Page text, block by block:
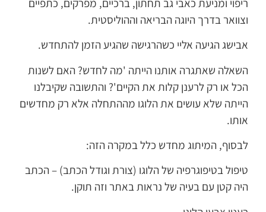
ריפוי ומניעת כאבי גב תחתון, ברכיים, מפרקים, כתפיים
וצוואר בדרך היוגה הבריאה וההוליסטית.
אבישג הגיעה אליי כשהרגישה שהגיע הזמן להתחדש.
השאלה שאתגרה אותנו הייתה 'מה לחדש? האם לשנות
הכל או רק לרענן קלות את הקיים'? והתשובה שקיבלנו
הייתה שלא עושים את הלוגו מההתחלה אלא רק מחדשים
אותו.
לבסוף, המיתוג מחדש כלל במקרה הזה:
טיפול בטיפוגרפיה של הלוגו (צורת וגודל הכתב) – הכתב
היה קטן עם בעיה של נראות באתר וזה תוקן.